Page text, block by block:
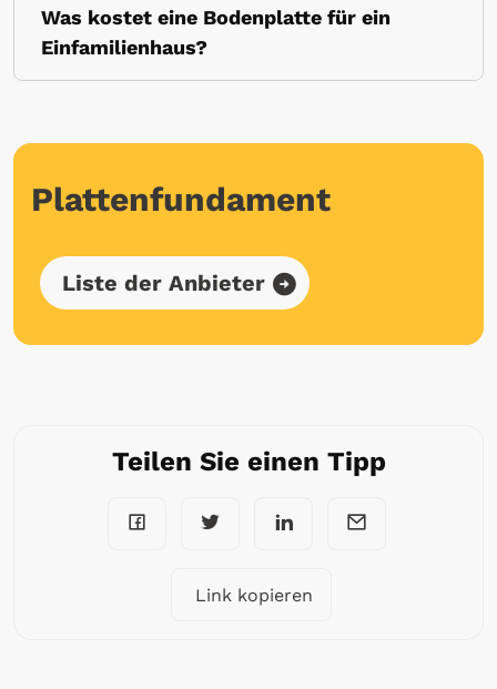
Was kostet eine Bodenplatte für ein
Einfamilienhaus?
Plattenfundament
Liste der Anbieter
Teilen Sie einen Tipp
Link kopieren